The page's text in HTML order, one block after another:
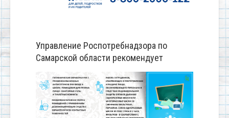
Управление Роспотребнадзора по
Самарской области рекомендует